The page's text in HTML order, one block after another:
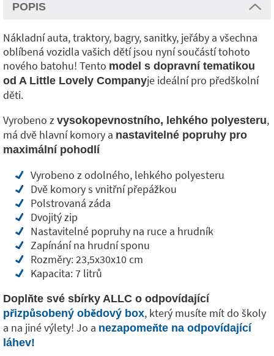
POPIS
Nákladní auta, traktory, bagry, sanitky, jeřáby a všechna
oblíbená vozidla vašich dětí jsou nyní součástí tohoto
nového batohu! Tento model s dopravní tematikou
od A Little Lovely Companyje ideální pro předškolní
děti.
Vyrobeno z vysokopevnostního, lehkého polyesteru,
má dvě hlavní komory a nastavitelné popruhy pro
maximální pohodlí
Vyrobeno z odolného, ​​lehkého polyesteru
Dvě komory s vnitřní přepážkou
Polstrovaná záda
Dvojitý zip
Nastavitelné popruhy na ruce a hrudník
Zapínání na hrudní sponu
Rozměry: 23,5x30x10 cm
Kapacita: 7 litrů
Doplňte své sbírky ALLC o odpovídající
přizpůsobený obědový box, který musíte mít do školy
a na jiné výlety! Jo a nezapomeňte na odpovídající
láhev!